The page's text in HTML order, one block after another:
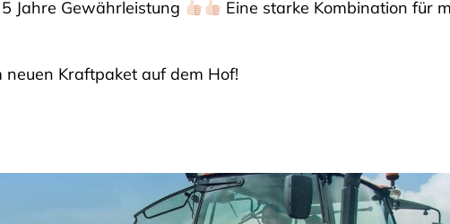
Jahre Gewährleistung
Eine starke Kombination für
Kraftpaket auf dem Hof!